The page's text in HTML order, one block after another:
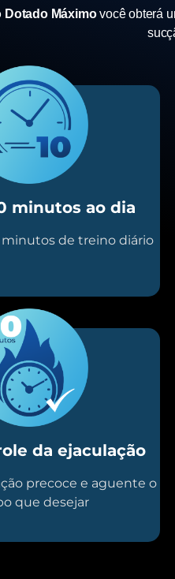
Dotado Máximovocê obterá
minutos ao dia
minutos de treino diário
da ejaculação
precoce e aguente o
que desejar